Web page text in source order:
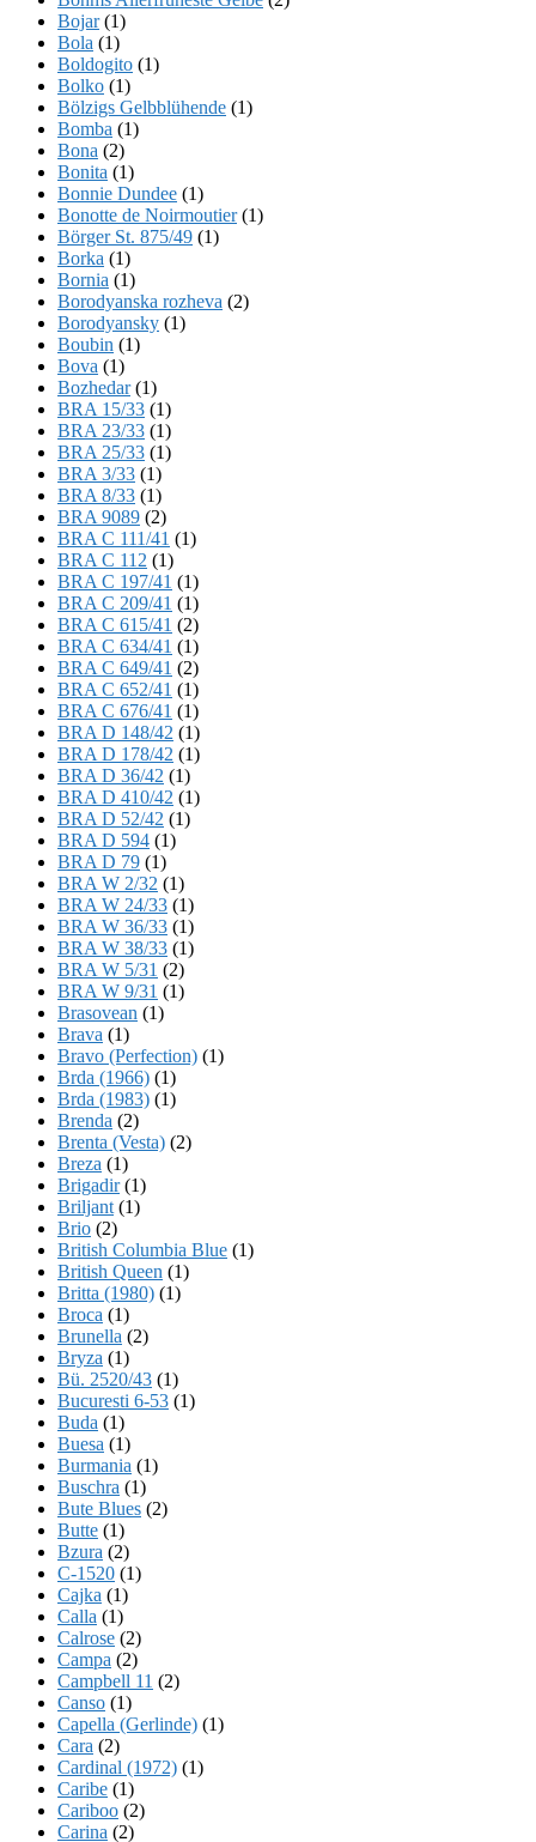
Bojar(1)
Bola (1)
Boldogito (1)
Bolko (1)
Bölzigs Gelbblühende (1)
Bomba (1)
Bona (2)
Bonita (1)
Bonnie Dundee (1)
Bonotte de Noirmoutier(1)
Börger St. 875/49 (1)
Borka (1)
Bornia (1)
Borodyanska rozheva (2)
Borodyansky (1)
Boubin (1)
Bova (1)
Bozhedar(1)
BRA 15/33 (1)
BRA 23/33 (1)
BRA 25/33 (1)
BRA 3/33 (1)
BRA 8/33 (1)
BRA 9089 (2)
BRA C 111/41 (1)
BRA C 112 (1)
BRA C 197/41 (1)
BRA C 209/41 (1)
BRA C 615/41 (2)
BRA C 634/41 (1)
BRA C 649/41 (2)
BRA C 652/41 (1)
BRA C 676/41 (1)
BRA D 148/42 (1)
BRA D 178/42 (1)
BRA D 36/42 (1)
BRA D 410/42 (1)
BRA D 52/42 (1)
BRA D 594 (1)
BRA D 79 (1)
BRA W 2/32 (1)
BRA W 24/33 (1)
BRA W 36/33 (1)
BRA W 38/33 (1)
BRA W 5/31 (2)
BRA W 9/31 (1)
Brasovean (1)
Brava (1)
Bravo (Perfection) (1)
Brda (1966) (1)
Brda (1983) (1)
Brenda (2)
Brenta (Vesta) (2)
Breza (1)
Brigadir(1)
Briljant (1)
Brio (2)
British Columbia Blue (1)
British Queen (1)
Britta (1980) (1)
Broca (1)
Brunella (2)
Bryza (1)
Bü. 2520/43 (1)
Bucuresti 6-53 (1)
Buda (1)
Buesa (1)
Burmania (1)
Buschra (1)
Bute Blues (2)
Butte (1)
Bzura (2)
C-1520 (1)
Cajka (1)
Calla (1)
Calrose (2)
Campa (2)
Campbell 11 (2)
Canso (1)
Capella (Gerlinde) (1)
Cara (2)
Cardinal (1972) (1)
Caribe (1)
Cariboo (2)
Carina (2)